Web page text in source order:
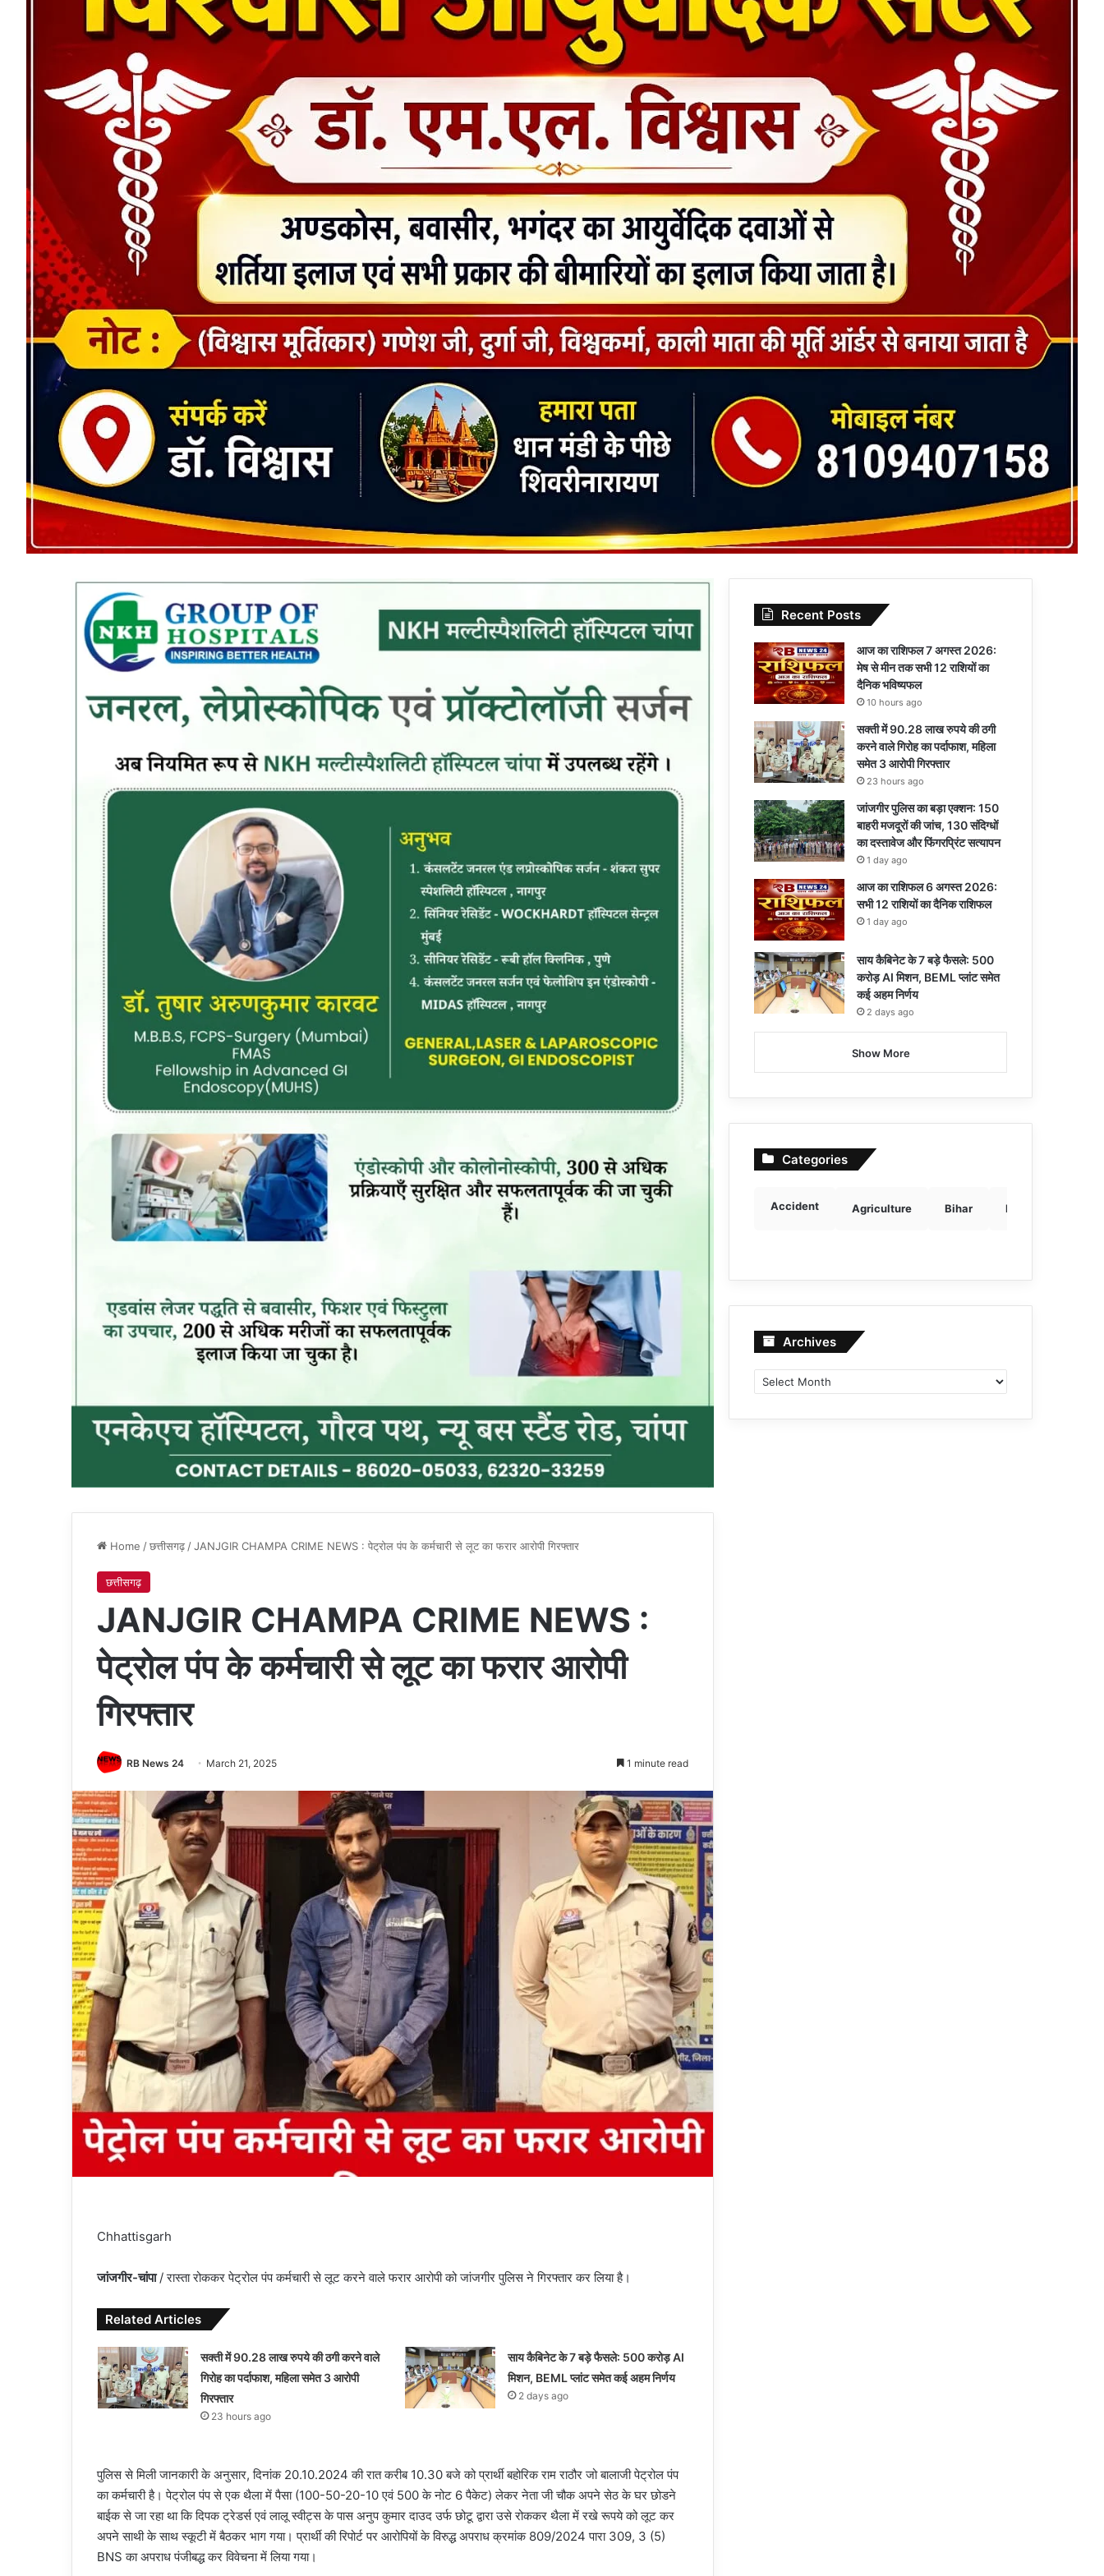
Home /छत्तीसगढ़ /JANJGIR CHAMPA CRIME NEWS : पेट्रोल पंप के कर्मचारी से लूट का फरार आरोपी गिरफ्तार
छत्तीसगढ़
JANJGIR CHAMPA CRIME NEWS :
पेट्रोल पंप के कर्मचारी से लूट का फरार आरोपी
गिरफ्तार
RB News 24 March 21, 2025 1 minute read
Chhattisgarh
जांजगीर-चांपा/ रास्ता रोककर पेट्रोल पंप कर्मचारी से लूट करने वाले फरार आरोपी को जांजगीर पुलिस ने गिरफ्तार कर लिया है।
Related Articles
सक्ती में 90.28 लाख रुपये की ठगी करने वाले
गिरोह का पर्दाफाश, महिला समेत 3 आरोपी
गिरफ्तार
23 hours ago
साय कैबिनेट के 7 बड़े फैसले: 500 करोड़ AI
मिशन, BEML प्लांट समेत कई अहम निर्णय
2 days ago
पुलिस से मिली जानकारी के अनुसार, दिनांक 20.10.2024 की रात करीब 10.30 बजे को प्रार्थी बहोरिक राम राठौर जो बालाजी पेट्रोल पंप
का कर्मचारी है। पेट्रोल पंप से एक थैला में पैसा (100-50-20-10 एवं 500 के नोट 6 पैकेट) लेकर नेता जी चौक अपने सेठ के घर छोडने
बाईक से जा रहा था कि दिपक ट्रेडर्स एवं लालू स्वीट्स के पास अनुप कुमार दाउद उर्फ छोटू द्वारा उसे रोककर थैला में रखे रूपये को लूट कर
अपने साथी के साथ स्कूटी में बैठकर भाग गया। प्रार्थी की रिपोर्ट पर आरोपियों के विरुद्ध अपराध क्रमांक 809/2024 पारा 309, 3 (5)
BNS का अपराध पंजीबद्ध कर विवेचना में लिया गया।
Recent Posts
आज का राशिफल 7 अगस्त 2026:
मेष से मीन तक सभी 12 राशियों का
दैनिक भविष्यफल
10 hours ago
सक्ती में 90.28 लाख रुपये की ठगी
करने वाले गिरोह का पर्दाफाश, महिला
समेत 3 आरोपी गिरफ्तार
23 hours ago
जांजगीर पुलिस का बड़ा एक्शन: 150
बाहरी मजदूरों की जांच, 130 संदिग्धों
का दस्तावेज और फिंगरप्रिंट सत्यापन
1 day ago
आज का राशिफल 6 अगस्त 2026:
सभी 12 राशियों का दैनिक राशिफल
1 day ago
साय कैबिनेट के 7 बड़े फैसले: 500
करोड़ AI मिशन, BEML प्लांट समेत
कई अहम निर्णय
2 days ago
Show More
Categories
Accident Agriculture Bihar Breaking news
Archives Archives